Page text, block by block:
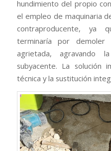
hundimiento del propio
el empleo de maquinaria
contraproducente, ya
terminaría por
agrietada, agravando
subyacente. La solución
técnica y la sustitución